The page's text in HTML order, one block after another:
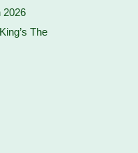
2026
The